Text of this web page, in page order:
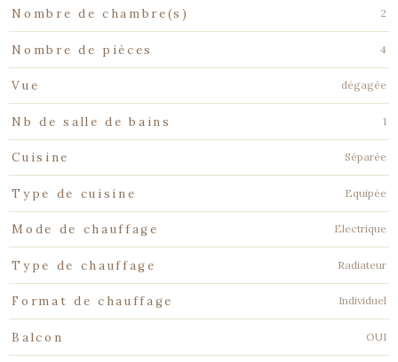
Nombre de chambre(s) 2
Nombre de pièces 4
Vue dégagée
Nb de salle de bains 1
Cuisine Séparée
Type de cuisine Equipée
Mode de chauffage Electrique
Type de chauffage Radiateur
Format de chauffage Individuel
Balcon OUI